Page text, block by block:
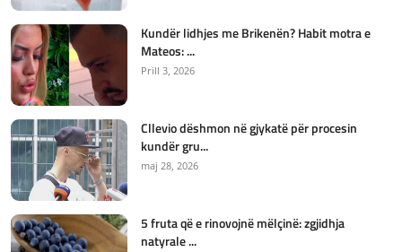
Kundër lidhjes me Brikenën? Habit motra e
Mateos: ...
Prill 3, 2026
Cllevio dëshmon në gjykatë për procesin
kundër gru...
maj 28, 2026
5 fruta që e rinovojnë mëlçinë: zgjidhja
natyrale ...